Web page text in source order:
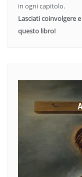
in ogni capitolo.
Lasciati coinvolgere
questo libro!